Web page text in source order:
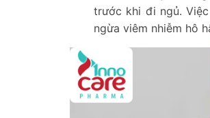
trước khi đi ngủ.
ngừa viêm nhiễm hô